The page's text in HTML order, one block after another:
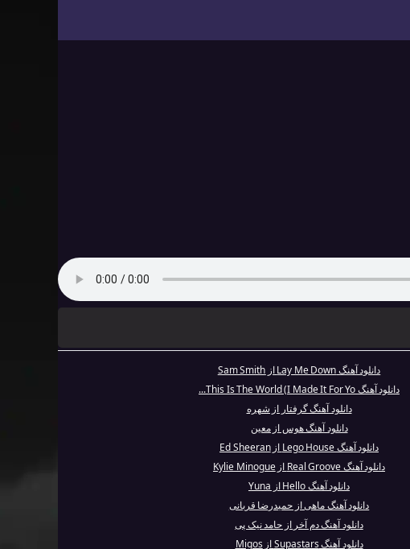
دانلود آهنگ Lay Me Down از Sam Smith
دانلود آهنگ This Is The World (I Made It For Yo...
دانلود آهنگ گرفتار از شهره
دانلود آهنگ هوس از معین
دانلود آهنگ Lego House از Ed Sheeran
دانلود آهنگ Real Groove از Kylie Minogue
دانلود آهنگ Hello از Yuna
دانلود آهنگ ماهی از حمیدرضا قربانی
دانلود آهنگ دم آخر از حامد نیک پی
دانلود آهنگ Supastars از Migos